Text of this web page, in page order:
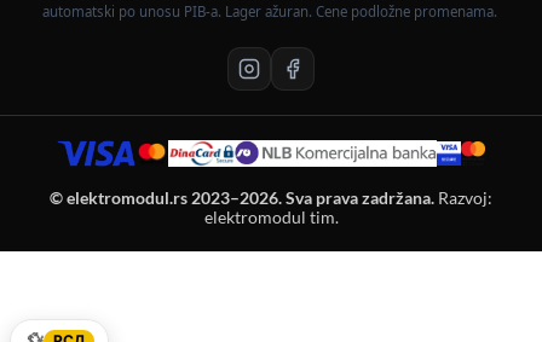
automatski po unosu PIB-a. Lager ažuran. Cene podložne promenama.
© elektromodul.rs 2023–2026. Sva prava zadržana. Razvoj:
elektromodul tim.